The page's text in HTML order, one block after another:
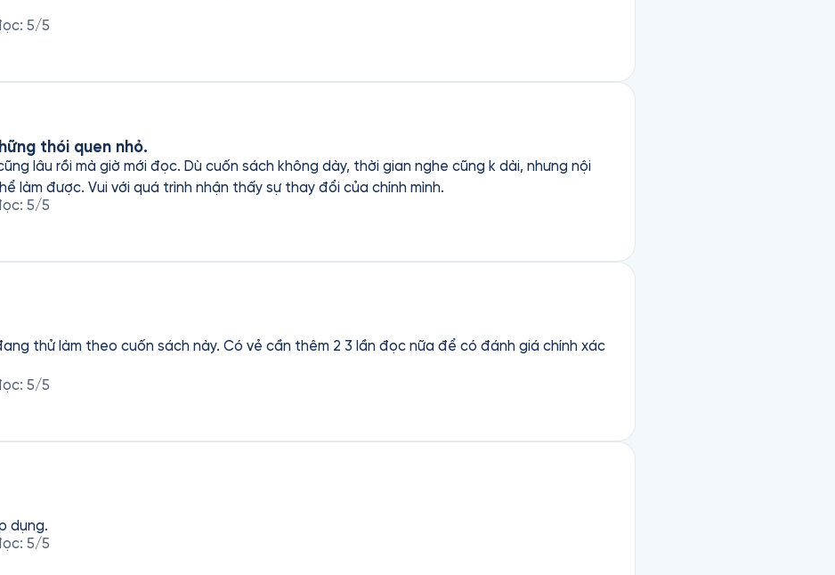
: 5/5
thói quen nhỏ.
lâu rồi mà giờ mới đọc. Dù cuốn sách không dày, thời gian nghe cũng k dài, nhưng nội
làm được. Vui với quá trình nhận thấy sự thay đổi của chính mình.
: 5/5
thử làm theo cuốn sách này. Có vẻ cần thêm 2 3 lần đọc nữa để có đánh giá chính xác
: 5/5
dụng.
: 5/5